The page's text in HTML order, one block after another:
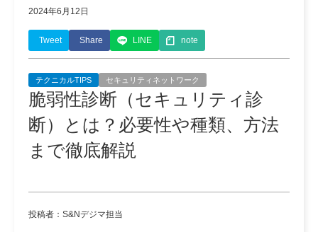
2024年6月12日
Tweet Share LINE note
テクニカルTIPS セキュリティネットワーク
脆弱性診断（セキュリティ診
断）とは？必要性や種類、方法
まで徹底解説
投稿者：S&Nデジマ担当